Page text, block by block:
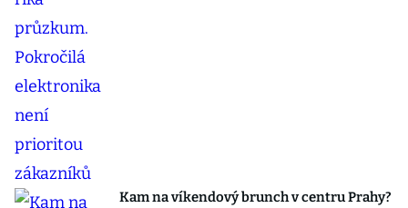
Kam na víkendový brunch v centru Prahy?